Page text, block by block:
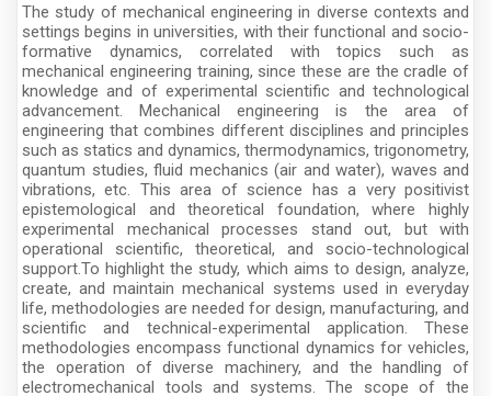
The study of mechanical engineering in diverse contexts and
settings begins in universities, with their functional and socio-
formative dynamics, correlated with topics such as
mechanical engineering training, since these are the cradle of
knowledge and of experimental scientific and technological
advancement. Mechanical engineering is the area of
engineering that combines different disciplines and principles
such as statics and dynamics, thermodynamics, trigonometry,
quantum studies, fluid mechanics (air and water), waves and
vibrations, etc. This area of science has a very positivist
epistemological and theoretical foundation, where highly
experimental mechanical processes stand out, but with
operational scientific, theoretical, and socio-technological
support.To highlight the study, which aims to design, analyze,
create, and maintain mechanical systems used in everyday
life, methodologies are needed for design, manufacturing, and
scientific and technical-experimental application. These
methodologies encompass functional dynamics for vehicles,
the operation of diverse machinery, and the handling of
electromechanical tools and systems. The scope of the